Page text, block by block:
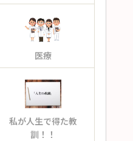
医療
私が人生で得た教
訓！！